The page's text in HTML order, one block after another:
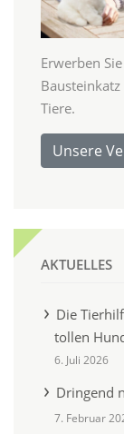
Erwerben
Tiere.
Unsere
AKTUELLES
Die
tollen
6. Juli 2026
Dringend
7. Februar